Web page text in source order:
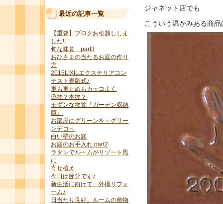
ジャネット店でも
こういう温かみある商品
最近の記事一覧
【重要】ブログお引越ししま
した!!
旬な味覚 part3
おひさまの当たるお庭の作り
方
2015LIXILエクステリアコン
テスト表彰式♪
車も車止めもカッコよく
偽物？本物？
モダンな物置『ガーデン収納
庫』
お部屋にグリーンを～グリー
ンデコ～
白い壁のお庭
お庭のお手入れ part2
ラタンでルームがリゾート風
に
寄せ植え
今日は節分です♪
新生活に向けて、外構リフォ
ーム♪
日当たり良好。ルームの敷物